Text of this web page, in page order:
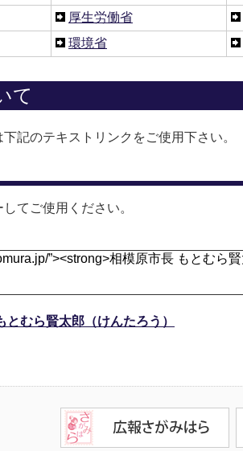
厚生労働省
環境省
て
記のテキストリンクをご使用下さい。
てご使用ください。
とむら賢太郎（けんたろう）